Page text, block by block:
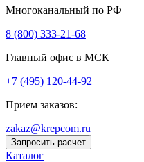
Многоканальный по РФ
8 (800) 333‑21-68
Главный офис в МСК
+7 (495) 120-44-92
Прием заказов:
zakaz@krepcom.ru
Запросить расчет
Каталог